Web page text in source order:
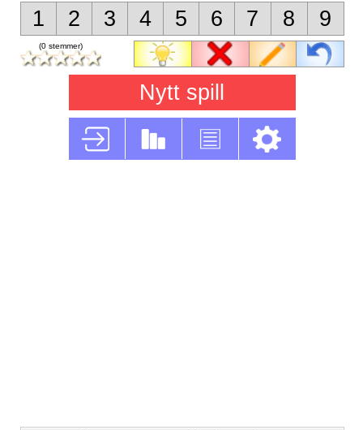
1 2 3 4 5 6 7 8 9
(0 stemmer)
Nytt spill